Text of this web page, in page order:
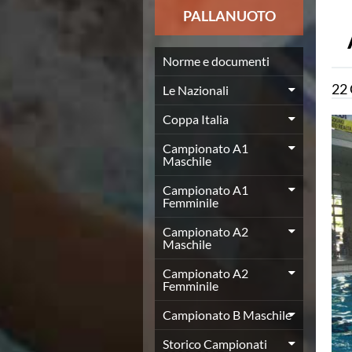
News
Europei a modo Mei
Nuoto
Eventi attività agonistica
Calendario nazionale
Norme e documenti
Risultati e Classifiche
Graduatorie
Graduatorie Stagione 2025-2026
Azzurri
Records
News
Flash News
Pallanuoto
Norme e documenti
Le Nazionali
Coppa Italia
Campionato A1 Maschile
Campionato A1 Femminile
PALLANUOTO
Norme e documenti
Le Nazionali
Coppa Italia
Campionato A1
Maschile
Campionato A1
Femminile
Campionato A2
Maschile
Campionato A2
Femminile
Campionato B Maschile
Storico Campionati
22